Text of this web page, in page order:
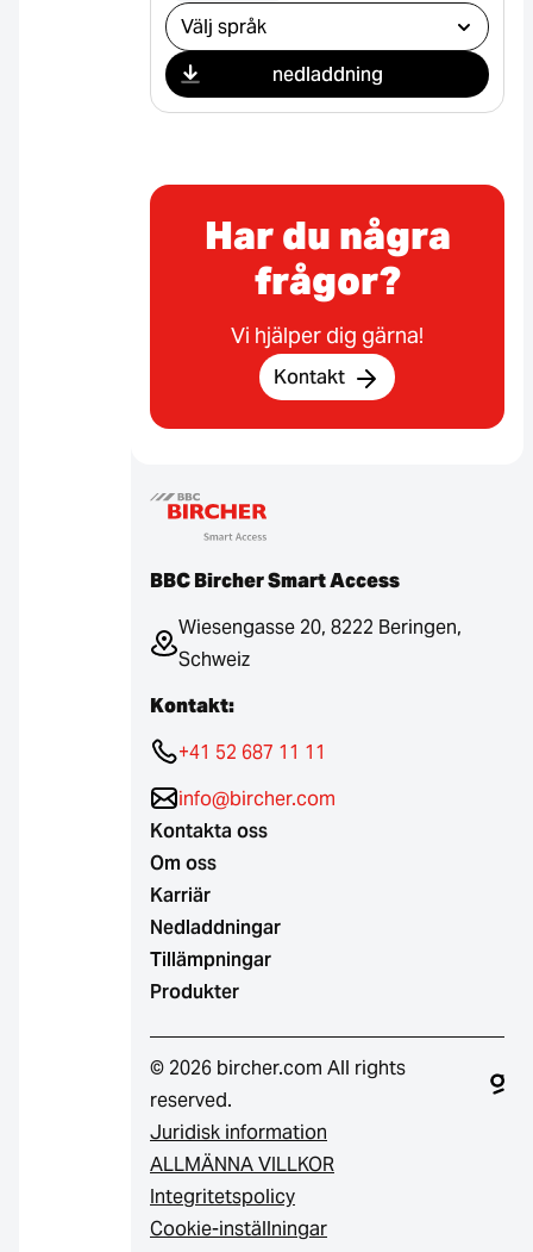
Välj nedladdning
nedladdning
Har du några
frågor?
Vi hjälper dig gärna!
Kontakt
BBC Bircher Smart Access
Wiesengasse 20, 8222 Beringen,
Schweiz
Kontakt:
+41 52 687 11 11
info@bircher.com
Kontakta oss
Om oss
Karriär
Nedladdningar
Tillämpningar
Produkter
© 2026 bircher.com All rights
reserved.
Juridisk information
ALLMÄNNA VILLKOR
Integritetspolicy
Cookie-inställningar